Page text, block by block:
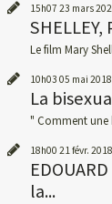
15h07 23 mars
Le film Mary
10h03 05 mai 2018
La
" Comment
18h00 21févr. 2018
la...